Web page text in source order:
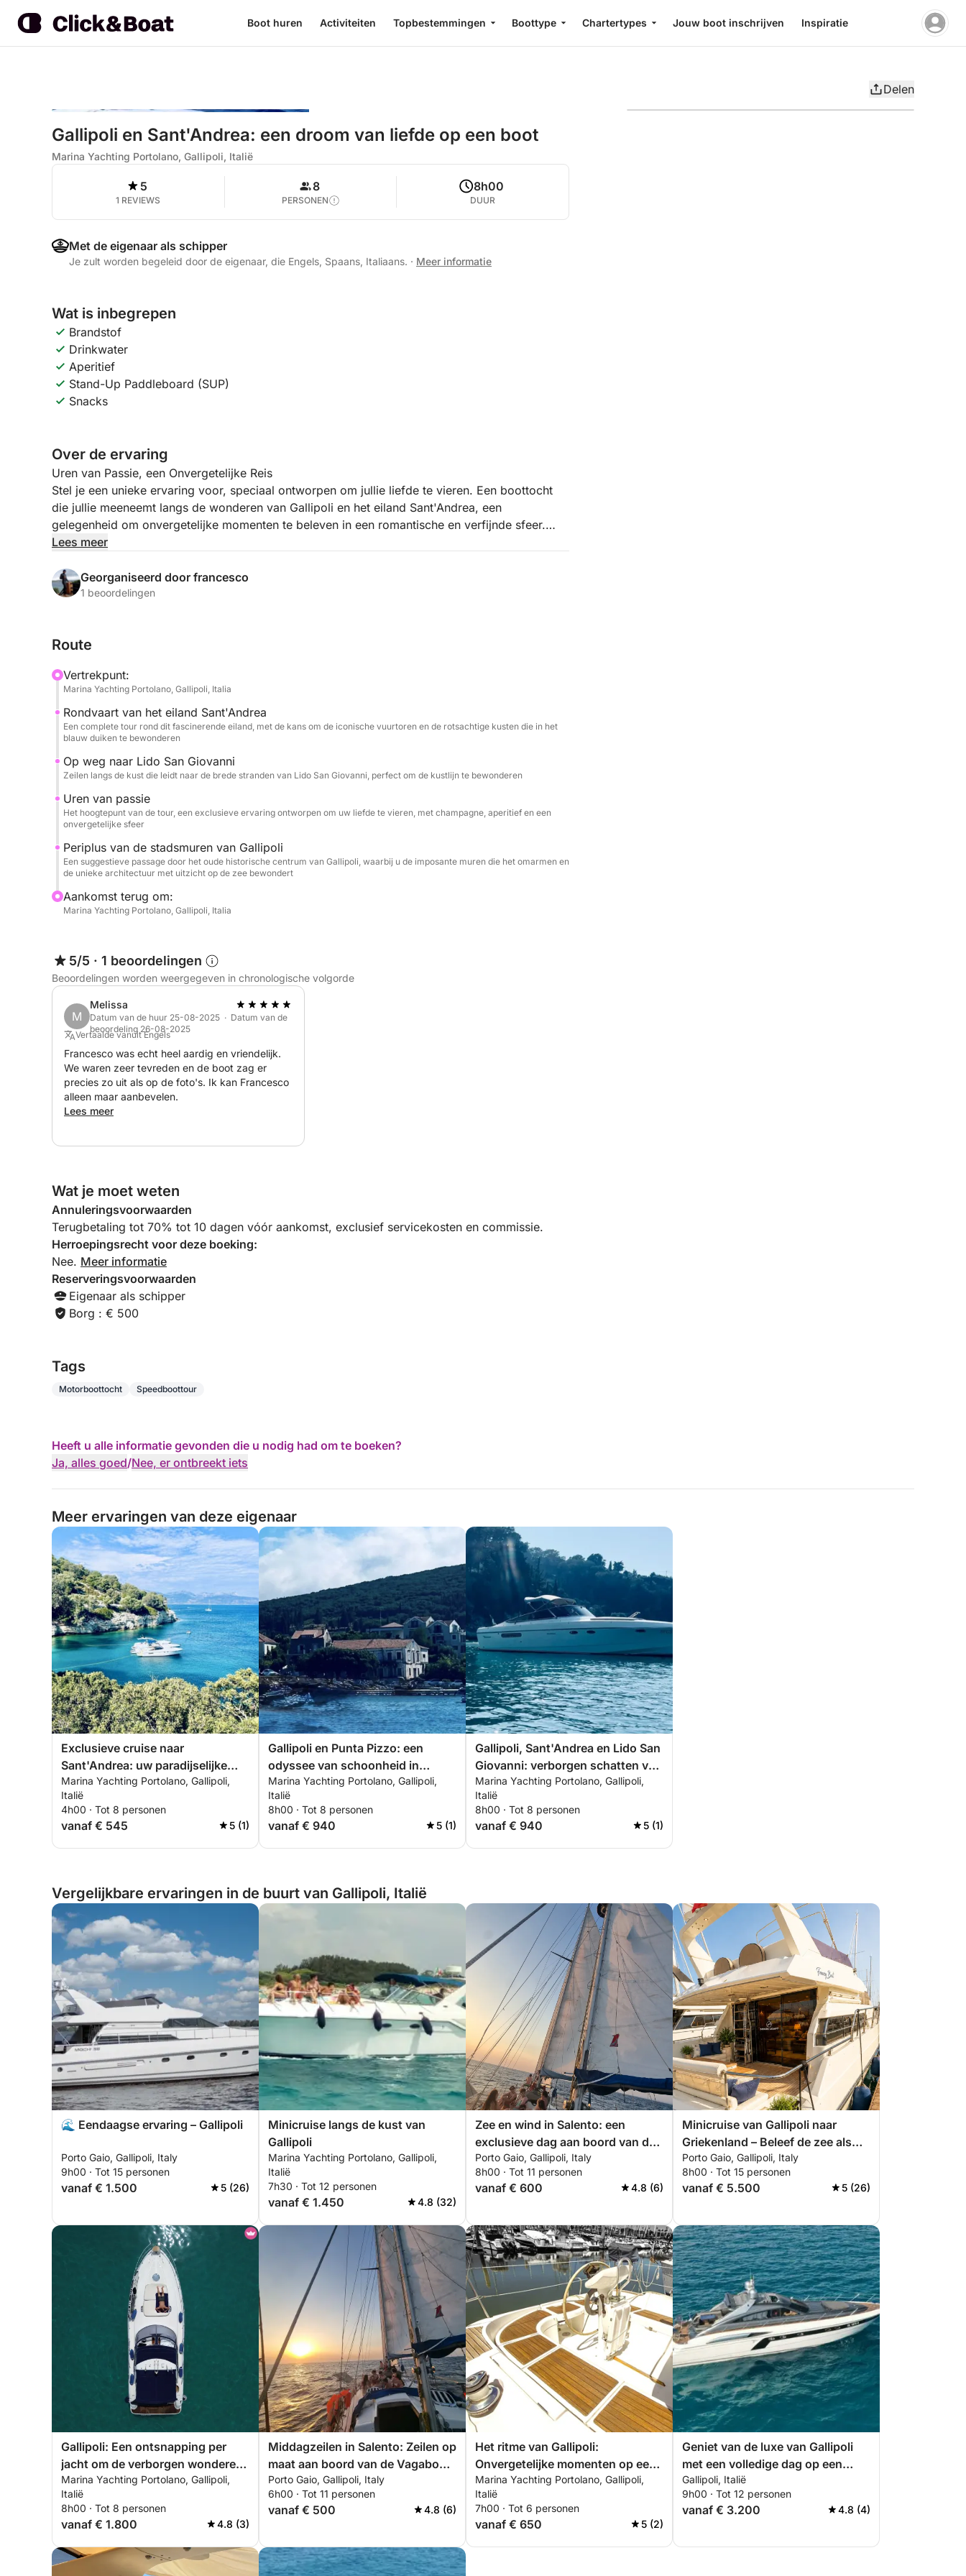
Boot huren Activiteiten Topbestemmingen Boottype Chartertypes Jouw boot inschrijven Inspiratie
Delen
Gallipoli en Sant'Andrea: een droom van liefde op een boot
Marina Yachting Portolano, Gallipoli, Italië
5
1 REVIEWS
8
PERSONEN
8h00
DUUR
Met de eigenaar als schipper
Je zult worden begeleid door de eigenaar, die Engels, Spaans, Italiaans. · Meer informatie
Wat is inbegrepen
Brandstof
Drinkwater
Aperitief
Stand-Up Paddleboard (SUP)
Snacks
Over de ervaring
Uren van Passie, een Onvergetelijke Reis
Stel je een unieke ervaring voor, speciaal ontworpen om jullie liefde te vieren. Een boottocht
die jullie meeneemt langs de wonderen van Gallipoli en het eiland Sant'Andrea, een
gelegenheid om onvergetelijke momenten te beleven in een romantische en verfijnde sfeer.
Laat je wiegen door de golven en omhullen door de magie van de zee, terwijl de zon je huid
Een Exclusieve Ervaring, Speciaal Voor Jou
Sant'Andrea, waar je de iconische vuurtoren en de grillige kustlijn kunt bewonderen die in het
een waar paradijs op aarde. Het hoogtepunt van de tour zijn de "twee uur van passie", een
onvergetelijke ervaring speciaal voor jou, waarbij je op je liefde kunt proosten met heerlijke
champagne en kunt genieten van een heerlijk aperitief met verfijnde hapjes, terwijl de zon
ondergaat in de zee. We sluiten onze reis af met een suggestieve tocht langs de stadsmuren
Onberispelijke service voor onvergetelijke emoties
Deze tour is veel meer dan een simpele boottocht: het is een complete zintuiglijke ervaring,
ontworpen om de liefde in al haar aspecten te vieren. Onze boot, voorzien van alle comfort,
volledig tot uw beschikking om aan al uw wensen te voldoen en deze dag simpelweg perfect
te maken. Maak u klaar voor een dagdroom, een ervaring die voor altijd in uw hart gegrift zal
staan.
Lees meer
Georganiseerd door francesco
1 beoordelingen
Route
Vertrekpunt:
Marina Yachting Portolano, Gallipoli, Italia
Rondvaart van het eiland Sant'Andrea
Een complete tour rond dit fascinerende eiland, met de kans om de iconische vuurtoren en de rotsachtige kusten die in het
blauw duiken te bewonderen
Op weg naar Lido San Giovanni
Zeilen langs de kust die leidt naar de brede stranden van Lido San Giovanni, perfect om de kustlijn te bewonderen
Uren van passie
Het hoogtepunt van de tour, een exclusieve ervaring ontworpen om uw liefde te vieren, met champagne, aperitief en een
onvergetelijke sfeer
Periplus van de stadsmuren van Gallipoli
Een suggestieve passage door het oude historische centrum van Gallipoli, waarbij u de imposante muren die het omarmen en
de unieke architectuur met uitzicht op de zee bewondert
Aankomst terug om:
Marina Yachting Portolano, Gallipoli, Italia
5/5 · 1 beoordelingen
Beoordelingen worden weergegeven in chronologische volgorde
M
Melissa
Datum van de huur 25-08-2025 · Datum van de
beoordeling 26-08-2025
Vertaalde vanuit Engels
Francesco was echt heel aardig en vriendelijk.
We waren zeer tevreden en de boot zag er
precies zo uit als op de foto's. Ik kan Francesco
alleen maar aanbevelen.
Lees meer
Wat je moet weten
Annuleringsvoorwaarden
Terugbetaling tot 70% tot 10 dagen vóór aankomst, exclusief servicekosten en commissie.
Herroepingsrecht voor deze boeking:
Nee. Meer informatie
Reserveringsvoorwaarden
Eigenaar als schipper
Borg : € 500
Tags
Motorboottocht Speedboottour
Heeft u alle informatie gevonden die u nodig had om te boeken?
Ja, alles goed/Nee, er ontbreekt iets
Meer ervaringen van deze eigenaar
Exclusieve cruise naar
Sant'Andrea: uw paradijselijke
hoekje
Marina Yachting Portolano, Gallipoli,
Italië
4h00 · Tot 8 personen
vanaf € 545 5 (1)
Gallipoli en Punta Pizzo: een
odyssee van schoonheid in
Salento
Marina Yachting Portolano, Gallipoli,
Italië
8h00 · Tot 8 personen
vanaf € 940 5 (1)
Gallipoli, Sant'Andrea en Lido San
Giovanni: verborgen schatten van
een kristalheldere zee
Marina Yachting Portolano, Gallipoli,
Italië
8h00 · Tot 8 personen
vanaf € 940 5 (1)
Vergelijkbare ervaringen in de buurt van Gallipoli, Italië
🌊 Eendaagse ervaring – Gallipoli
Porto Gaio, Gallipoli, Italy
9h00 · Tot 15 personen
vanaf € 1.500 5 (26)
Minicruise langs de kust van
Gallipoli
Marina Yachting Portolano, Gallipoli,
Italië
7h30 · Tot 12 personen
vanaf € 1.450 4.8 (32)
Zee en wind in Salento: een
exclusieve dag aan boord van de
Vagabond Ketch 47
Porto Gaio, Gallipoli, Italy
8h00 · Tot 11 personen
vanaf € 600 4.8 (6)
Minicruise van Gallipoli naar
Griekenland – Beleef de zee als
nooit tevoren! 🇮🇹 🇬🇷
Porto Gaio, Gallipoli, Italy
8h00 · Tot 15 personen
vanaf € 5.500 5 (26)
Gallipoli: Een ontsnapping per
jacht om de verborgen wonderen
te ontdekken.
Marina Yachting Portolano, Gallipoli,
Italië
8h00 · Tot 8 personen
vanaf € 1.800 4.8 (3)
Middagzeilen in Salento: Zeilen op
maat aan boord van de Vagabond
Ketch 47 Maandag tot en met
vrijdag
Porto Gaio, Gallipoli, Italy
6h00 · Tot 11 personen
vanaf € 500 4.8 (6)
Het ritme van Gallipoli:
Onvergetelijke momenten op een
zeilboot
Marina Yachting Portolano, Gallipoli,
Italië
7h00 · Tot 6 personen
vanaf € 650 5 (2)
Geniet van de luxe van Gallipoli
met een volledige dag op een
motorjacht.
Gallipoli, Italië
9h00 · Tot 12 personen
vanaf € 3.200 4.8 (4)